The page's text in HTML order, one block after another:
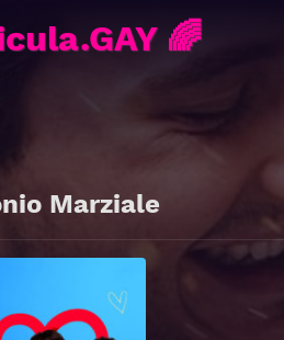
🌈
Marziale